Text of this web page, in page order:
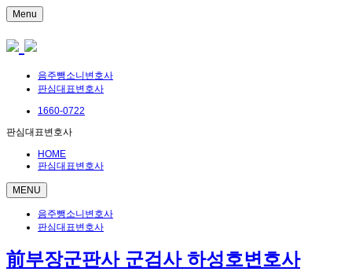
Menu
음주뺑소니변호사
판심대표변호사
1660-0722
판심대표변호사
HOME
판심대표변호사
MENU
음주뺑소니변호사
판심대표변호사
前부장군판사 군검사 하성호변호사